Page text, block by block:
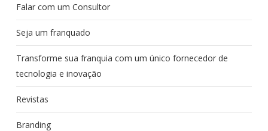
Falar com um Consultor
Seja um franquado
Transforme sua franquia com um único fornecedor de
tecnologia e inovação
Revistas
Branding